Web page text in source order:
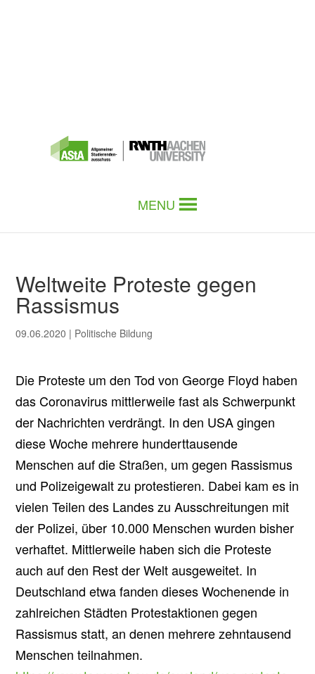
MENU
Weltweite Proteste gegen
Rassismus
09.06.2020 | Politische Bildung
Die Proteste um den Tod von George Floyd haben
das Coronavirus mittlerweile fast als Schwerpunkt
der Nachrichten verdrängt. In den USA gingen
diese Woche mehrere hunderttausende
Menschen auf die Straßen, um gegen Rassismus
und Polizeigewalt zu protestieren. Dabei kam es in
vielen Teilen des Landes zu Ausschreitungen mit
der Polizei, über 10.000 Menschen wurden bisher
verhaftet. Mittlerweile haben sich die Proteste
auch auf den Rest der Welt ausgeweitet. In
Deutschland etwa fanden dieses Wochenende in
zahlreichen Städten Protestaktionen gegen
Rassismus statt, an denen mehrere zehntausend
Menschen teilnahmen.